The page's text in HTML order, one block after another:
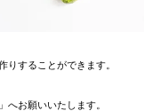
りすることができます。
へお願いいたします。